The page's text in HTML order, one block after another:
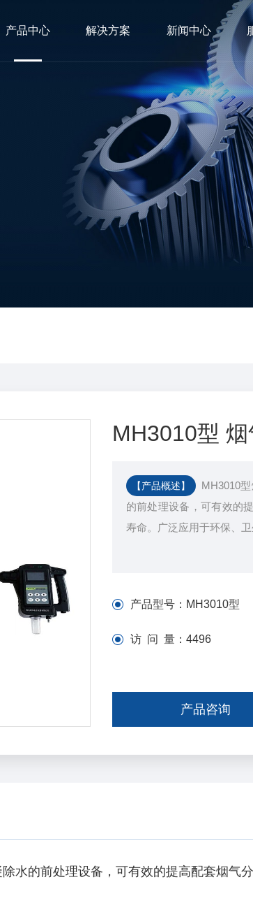
产品中心 解决方案 新闻中心
MH3010型
【产品概述】
MH3010
的前处理设备，可有效的
寿命。广泛应用于环保、
产品型号： MH3010型
访 问 量： 4496
产品咨询
的前处理设备，可有效的提高配套烟气